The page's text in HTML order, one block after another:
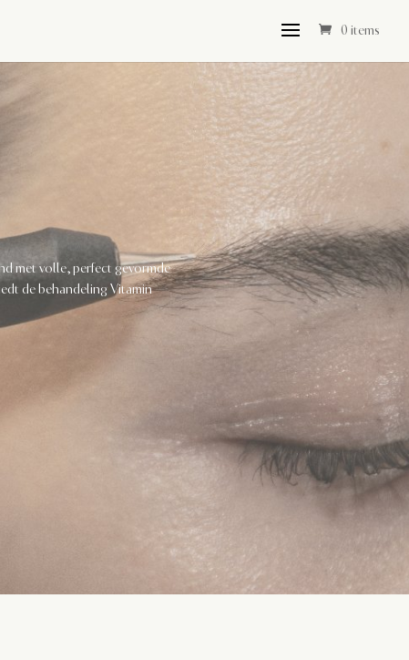
0 items
met volle, perfect gevormde
de behandeling Vitamin